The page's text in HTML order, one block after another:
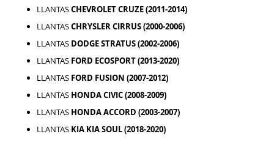
LLANTASCHEVROLET CRUZE (2011-2014)
LLANTASCHRYSLER CIRRUS (2000-2006)
LLANTAS DODGE STRATUS (2002-2006)
LLANTAS FORD ECOSPORT (2013-2020)
LLANTAS FORD FUSION (2007-2012)
LLANTAS HONDA CIVIC (2008-2009)
LLANTAS HONDA ACCORD (2003-2007)
LLANTAS KIA KIA SOUL (2018-2020)